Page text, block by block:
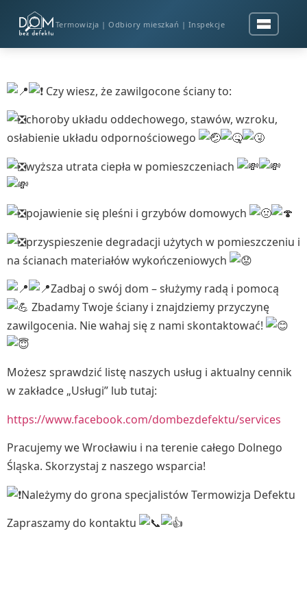
Termowizja | Odbiory mieszkań | Inspekcje
Czy wiesz, że zawilgocone ściany to:
choroby układu oddechowego, stawów, wzroku,
osłabienie układu odpornościowego
wyższa utrata ciepła w pomieszczeniach
pojawienie się pleśni i grzybów domowych
przyspieszenie degradacji użytych w pomieszczeniu i
na ścianach materiałów wykończeniowych
Zadbaj o swój dom – służymy radą i pomocą
Zbadamy Twoje ściany i znajdziemy przyczynę
zawilgocenia. Nie wahaj się z nami skontaktować!
Możesz sprawdzić listę naszych usług i aktualny cennik
w zakładce „Usługi” lub tutaj:
https://www.facebook.com/dombezdefektu/services
Pracujemy we Wrocławiu i na terenie całego Dolnego
Śląska. Skorzystaj z naszego wsparcia!
Należymy do grona specjalistów Termowizja Defektu
Zapraszamy do kontaktu